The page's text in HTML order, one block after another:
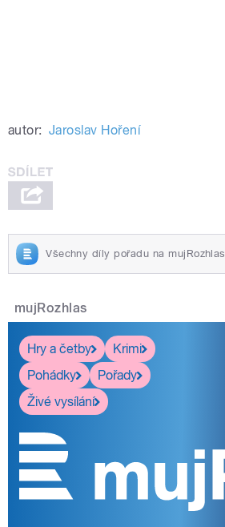
autor: Jaroslav Hoření
Všechny díly pořadu na mujRozhlas
mujRozhlas
Hry a četby
Krimi
Pohádky
Pořady
Živé vysílání